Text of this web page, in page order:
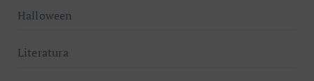
Halloween
Literatura